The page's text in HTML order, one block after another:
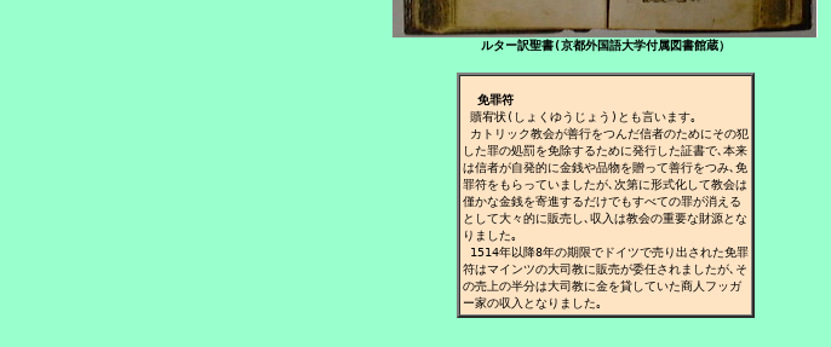
ルター訳聖書(京都外国語大学付属図書館蔵）
免罪符
贖宥状(しょくゆうじょう)とも言います｡
カトリック教会が善行をつんだ信者のためにその犯
した罪の処罰を免除するために発行した証書で､本来
は信者が自発的に金銭や品物を贈って善行をつみ､免
罪符をもらっていましたが､次第に形式化して教会は
僅かな金銭を寄進するだけでもすべての罪が消える
として大々的に販売し､収入は教会の重要な財源とな
りました｡
1514年以降8年の期限でドイツで売り出された免罪
符はマインツの大司教に販売が委任されましたが､そ
の売上の半分は大司教に金を貸していた商人フッガ
ー家の収入となりました｡